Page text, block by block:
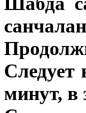
Следует
минут, в